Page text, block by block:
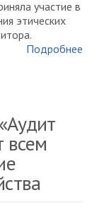
участие в
этических
Подробнее
всем